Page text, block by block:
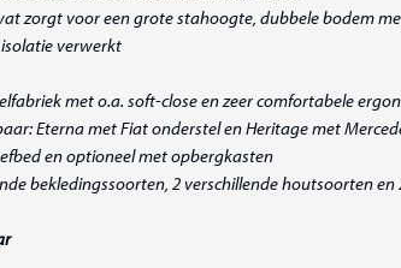
zorgt voor een grote stahoogte, dubbele bodem
verwerkt
met o.a. soft-close en zeer comfortabele
Eterna met Fiat onderstel en Heritage met
en optioneel met opbergkasten
bekledingssoorten, 2 verschillende houtsoorten